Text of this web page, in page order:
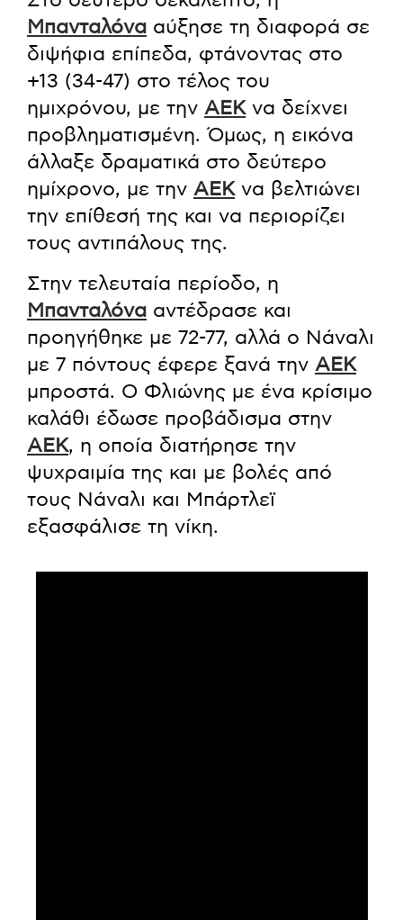
Μπανταλόνα αύξησε τη διαφορά σε
διψήφια επίπεδα, φτάνοντας στο
+13 (34-47) στο τέλος του
ημιχρόνου, με την ΑΕΚ να δείχνει
προβληματισμένη. Όμως, η εικόνα
άλλαξε δραματικά στο δεύτερο
ημίχρονο, με την ΑΕΚ να βελτιώνει
την επίθεσή της και να περιορίζει
τους αντιπάλους της.
Στην τελευταία περίοδο, η
Μπανταλόνα αντέδρασε και
προηγήθηκε με 72-77, αλλά ο Νάναλι
με 7 πόντους έφερε ξανά την ΑΕΚ
μπροστά. Ο Φλιώνης με ένα κρίσιμο
καλάθι έδωσε προβάδισμα στην
ΑΕΚ, η οποία διατήρησε την
ψυχραιμία της και με βολές από
τους Νάναλι και Μπάρτλεϊ
εξασφάλισε τη νίκη.